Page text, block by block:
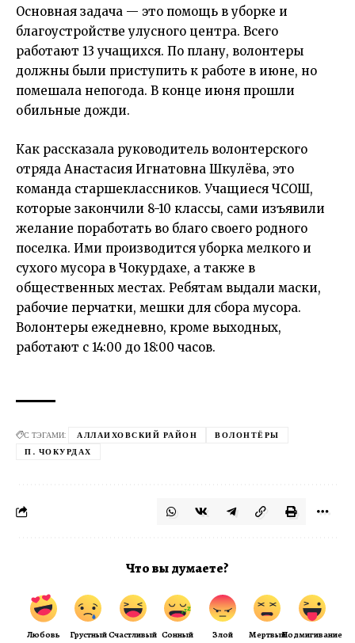
Основная задача — это помощь в уборке и
благоустройстве улусного центра. Всего
работают 13 учащихся. По плану, волонтеры
должны были приступить к работе в июне, но
помешала непогода. В конце июня прошли
обильные дожди.
Как рассказала руководитель волонтерского
отряда Анастасия Игнатовна Шкулёва, это
команда старшеклассников. Учащиеся ЧСОШ,
которые закончили 8-10 классы, сами изъявили
желание поработать во благо своего родного
поселка. Ими производится уборка мелкого и
сухого мусора в Чокурдахе, а также в
общественных местах. Ребятам выдали маски,
рабочие перчатки, мешки для сбора мусора.
Волонтеры ежедневно, кроме выходных,
работают с 14:00 до 18:00 часов.
С ТЭГАМИ: АЛЛАИХОВСКИЙ РАЙОН
ВОЛОНТЁРЫ
П. ЧОКУРДАХ
Что вы думаете?
Любовь ГрустныйСчастливый Сонный Злой МертвыйПодмигивание